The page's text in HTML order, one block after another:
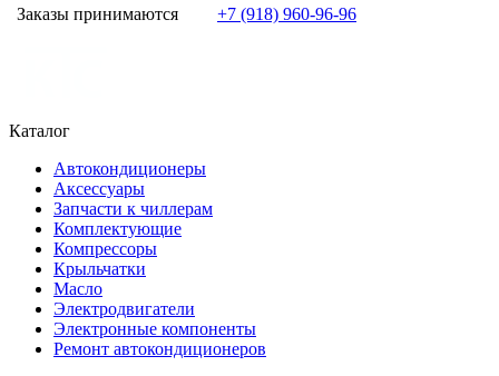
Заказы принимаются
+7 (918) 960-96-96
Каталог
Автокондиционеры
Аксессуары
Запчасти к чиллерам
Комплектующие
Компрессоры
Крыльчатки
Масло
Электродвигатели
Электронные компоненты
Ремонт автокондиционеров